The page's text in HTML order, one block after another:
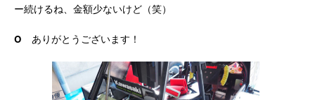
ー続けるね、金額少ないけど（笑）
O ありがとうございます！